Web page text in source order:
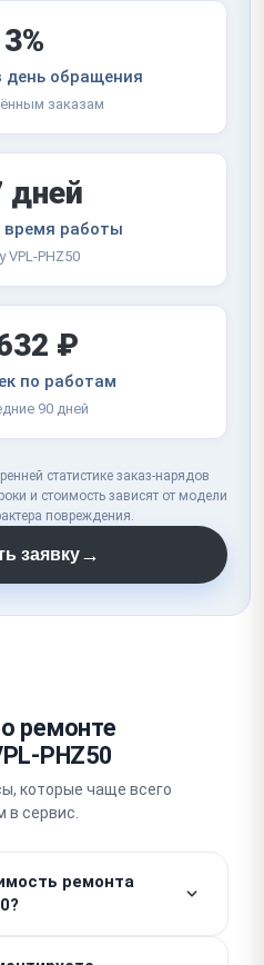
день обращения
заказам
дней
время работы
VPL-PHZ50
₽
по работам
90 дней
статистике заказ-нарядов
и стоимость зависят от модели
повреждения.
заявку→
ремонте
PHZ50
которые чаще всего
сервис.
ремонта